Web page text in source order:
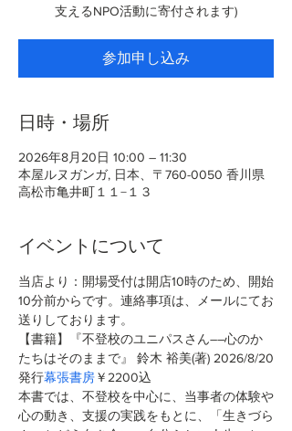
支えるNPO活動に寄付されます)
参加申し込み
日時・場所
2026年8月20日 10:00 – 11:30
本屋ルヌガンガ, 日本、〒760-0050 香川県
高松市亀井町１１−１３
イベントについて
当店より：開場受付は開店10時のため、開始
10分前からです。連絡事項は、メールにてお
送りしております。
【書籍】『不登校のユニパスさん――心のか
たちはそのままで』 鈴木 裕美(著) 2026/8/20
発行幕張書房￥2200込
本書では、不登校を中心に、当事者の体験や
心の動き、支援の実践をもとに、「生きづら